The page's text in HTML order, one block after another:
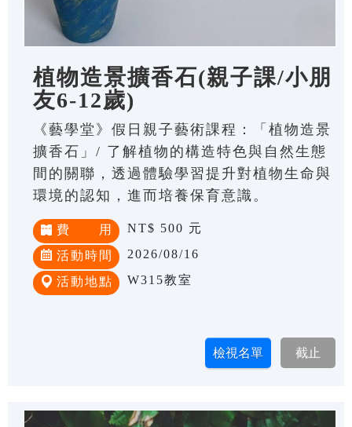
植物造景擴香石(親子課/小朋
友6-12歲)
《藝學堂》假日親子藝術課程：「植物造景
擴香石」/ 了解植物的構造特色與自然生態
間的關聯，透過體驗學習提升對植物生命與
環境的認知，進而培養保育意識。
費 用 NT$ 500 元
活動時間 2026/08/16
活動地點 W315教室